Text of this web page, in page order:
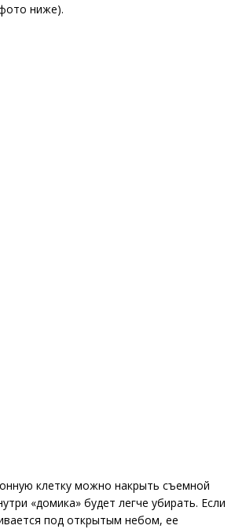
ниже).
клетку можно накрыть съемной
«домика» будет легче убирать. Если
под открытым небом, ее